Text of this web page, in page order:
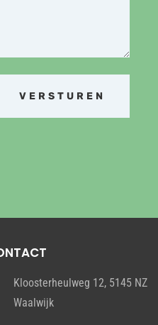
VERSTUREN
Kloosterheulweg 12, 5145 NZ
Waalwijk